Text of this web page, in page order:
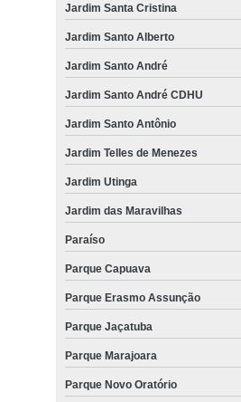
Jardim Santa Cristina
Jardim Santo Alberto
Jardim Santo André
Jardim Santo André CDHU
Jardim Santo Antônio
Jardim Telles de Menezes
Jardim Utinga
Jardim das Maravilhas
Paraíso
Parque Capuava
Parque Erasmo Assunção
Parque Jaçatuba
Parque Marajoara
Parque Novo Oratório